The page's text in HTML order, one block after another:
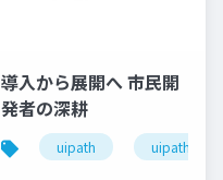
導入から展開へ 市民開
発者の深耕
uipath